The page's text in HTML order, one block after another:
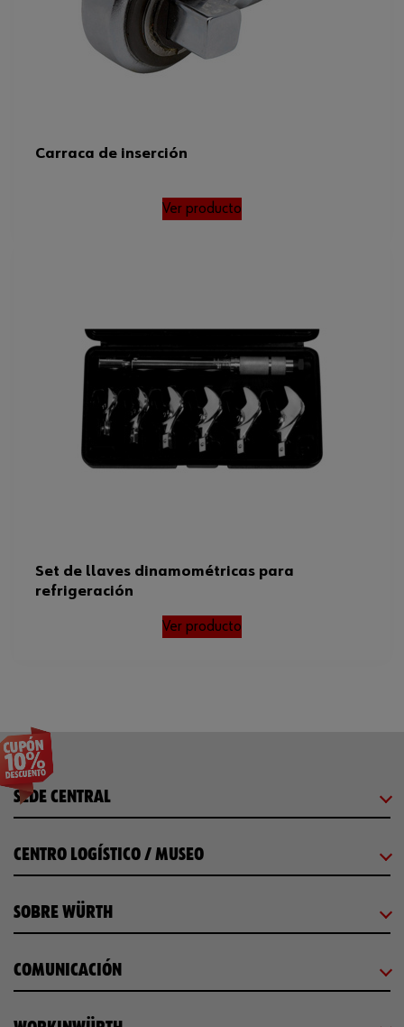
Carraca de inserción
Ver producto
Set de llaves dinamométricas para
refrigeración
Ver producto
SEDE CENTRAL
CENTRO LOGÍSTICO / MUSEO
SOBRE WÜRTH
COMUNICACIÓN